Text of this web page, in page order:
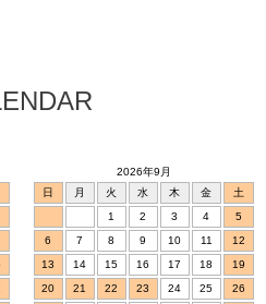
2026年9月
日
月 火 水 木 金
土
1
2 3 4
5
6
7 8 9 10 11
12
13
14 15 16 17 18
19
20
21 22 23 24 25
26